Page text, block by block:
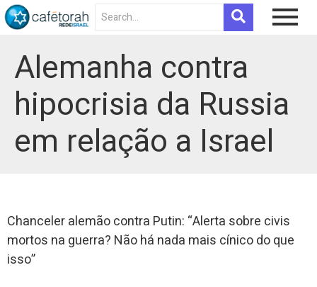
Alemanha contra
hipocrisia da Russia
em relação a Israel
Chanceler alemão contra Putin: “Alerta sobre civis
mortos na guerra? Não há nada mais cínico do que
isso”